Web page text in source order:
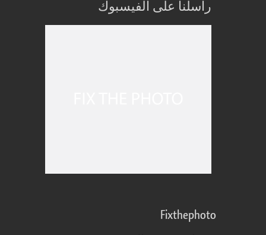
راسلنا على الفيسبوك
Fixthephoto